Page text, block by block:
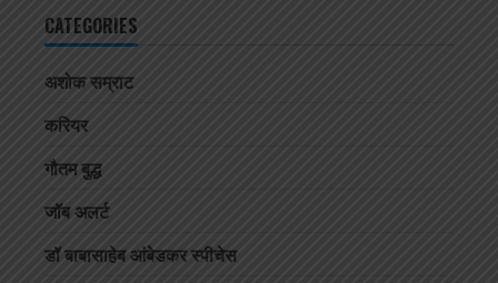
CATEGORIES
अशोक सम्राट
करियर
गौतम बुद्ध
जॉब अलर्ट
डॉ बाबासाहेब आंबेडकर स्पीचेस